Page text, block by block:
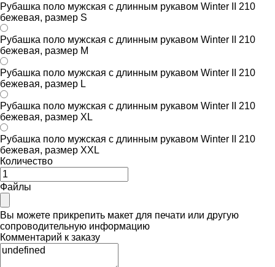
Рубашка поло мужская с длинным рукавом Winter II 210
бежевая, размер S
Рубашка поло мужская с длинным рукавом Winter II 210
бежевая, размер M
Рубашка поло мужская с длинным рукавом Winter II 210
бежевая, размер L
Рубашка поло мужская с длинным рукавом Winter II 210
бежевая, размер XL
Рубашка поло мужская с длинным рукавом Winter II 210
бежевая, размер XXL
Количество
Файлы
Вы можете прикрепить макет для печати или другую
сопроводительную информацию
Комментарий к заказу